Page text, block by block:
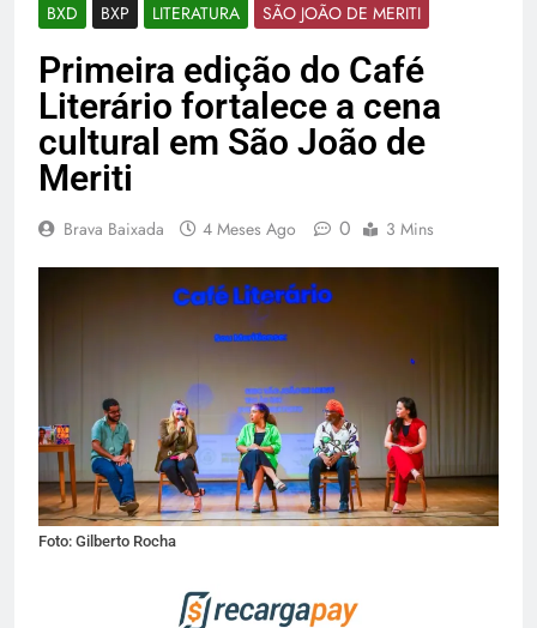
BXD BXP LITERATURA SÃO JOÃO DE MERITI
Primeira edição do Café
Literário fortalece a cena
cultural em São João de
Meriti
Brava Baixada 4 Meses Ago 0 3 Mins
Foto: Gilberto Rocha